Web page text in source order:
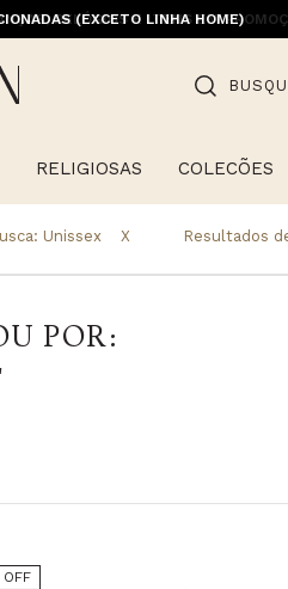
RELÓGIOS E ITENS EM
(EXCETO LINHA HOME)
RELIGIOSAS COLECÕES
Unissex X Resultados
POR:
OFF